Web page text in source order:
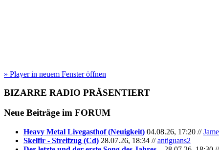
» Player in neuem Fenster öffnen
BIZARRE RADIO PRÄSENTIERT
Neue Beiträge im FORUM
Heavy Metal Livegasthof (Neuigkeit) 04.08.26, 17:20 //
Skelfir - Streifzug (Cd) 28.07.26, 18:34 //antiguans2